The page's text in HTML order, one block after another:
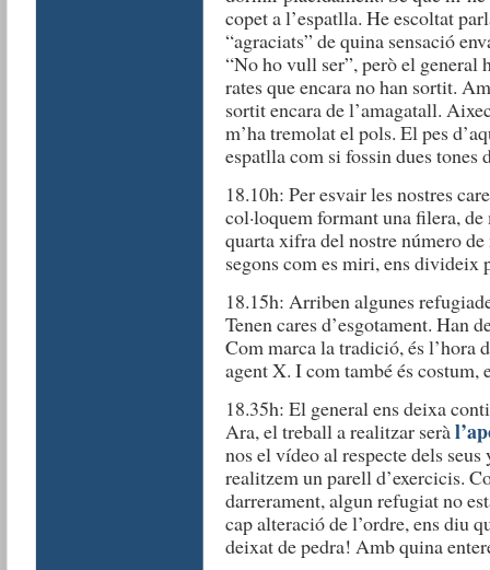
copet a l’espatlla. He escoltat
“agraciats” de quina sensació
“No ho vull ser”, però el general
rates que encara no han sortit.
sortit encara de l’amagatall.
m’ha tremolat el pols. El pes
espatlla com si fossin dues tones
18.10h: Per esvair les nostres
col·loquem formant una filera, de
quarta xifra del nostre número
segons com es miri, ens divideix
18.15h: Arriben algunes
Tenen cares d’esgotament. Han
Com marca la tradició, és l’hora
agent X. I com també és costum,
18.35h: El general ens deixa
Ara, el treball a realitzar serà
nos el vídeo al respecte dels
realitzem un parell d’exercicis.
darrerament, algun refugiat no
cap alteració de l’ordre, ens diu
deixat de pedra! Amb quina